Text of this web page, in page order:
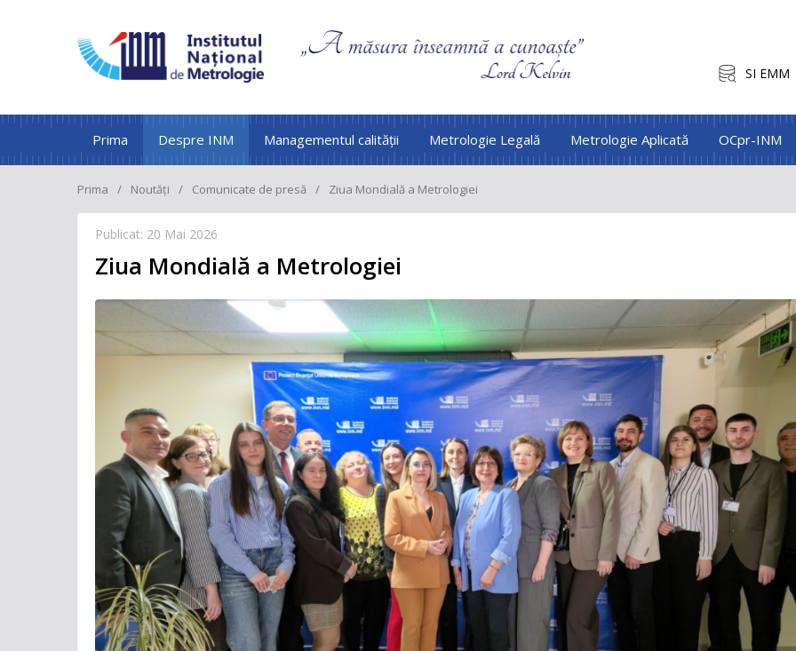
SI EMM
Prima Despre INM Managementul calității Metrologie Legală Metrologie Aplicată OCpr-INM
Prima Noutăți Comunicate de presă Ziua Mondială a Metrologiei
Publicat: 20 Mai 2026
Ziua Mondială a Metrologiei